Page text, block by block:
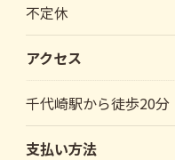
不定休
アクセス
千代崎駅から徒歩20分
支払い方法